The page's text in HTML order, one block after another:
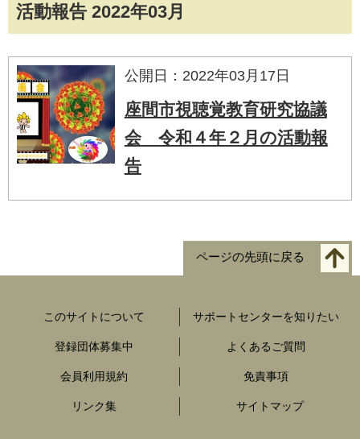
活動報告 2022年03月
公開日：2022年03月17日
座間市視聴覚教育研究協議
会 令和４年２月の活動報
告
ページの先頭に戻る
このサイトについて サポートセンターを知りたい
登録団体募集中 よくあるご質問
会員利用規約 免責事項
リンク集 サイトマップ